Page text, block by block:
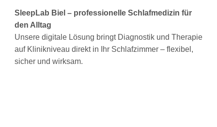
SleepLab Biel – professionelle Schlafmedizin für
den Alltag
Unsere digitale Lösung bringt Diagnostik und Therapie
auf Klinikniveau direkt in Ihr Schlafzimmer – flexibel,
sicher und wirksam.